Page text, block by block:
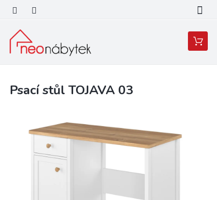
obsah
Nákupní
košík
Psací stůl TOJAVA 03